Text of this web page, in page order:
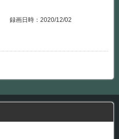
画日時：2020/12/02